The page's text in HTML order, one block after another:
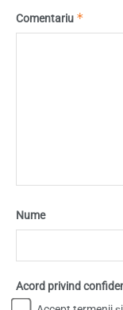
Comentariu *
Nume
Acord privind